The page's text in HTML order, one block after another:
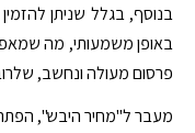
בנוסף, בגלל שניתן להזמין
באופן משמעותי, מה
פרסום מעולה ונחשב,
מעבר ל"מחיר היבש",